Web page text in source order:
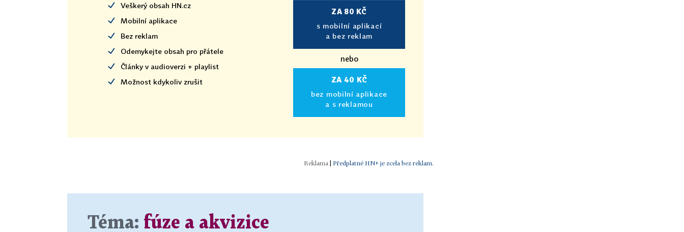
Veškerý obsah HN.cz
Mobilní aplikace
Bez reklam
Odemykejte obsah pro přátele
Články v audioverzi + playlist
Možnost kdykoliv zrušit
ZA 80 KČ
s mobilní aplikací
a bez reklam
nebo
ZA 40 KČ
bez mobilní aplikace
a s reklamou
| Předplatné HN+ je zcela bez reklam.
Téma: fúze a akvizice